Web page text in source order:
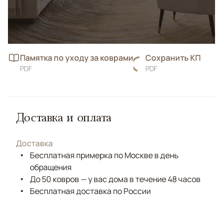
Памятка по уходу за коврами
PDF
Сохранить КП
PDF
Доставка и оплата
Доставка
Бесплатная примерка по Москве в день
обращения
До 50 ковров — у вас дома в течение 48 часов
Бесплатная доставка по России